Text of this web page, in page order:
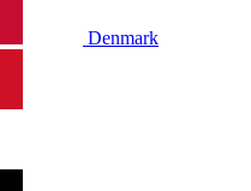
Denmark